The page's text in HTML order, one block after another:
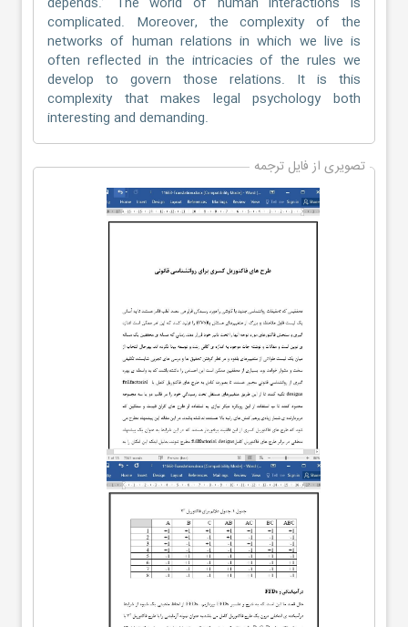
complicated. Moreover, the complexity of the
networks of human relations in which we live is
often reflected in the intricacies of the rules we
develop to govern those relations. It is this
complexity that makes legal psychology both
interesting and demanding.
تصویری از فایل ترجمه